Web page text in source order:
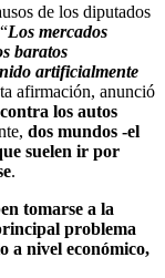
de los diputados
Los mercados
baratos
artificialmente
afirmación, anunció
los autos
dos mundos -el
suelen ir por
.
tomarse a la
problema
a nivel económico,